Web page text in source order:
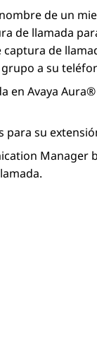
de un
de llamada
de
a su
en Avaya
para su
Manager